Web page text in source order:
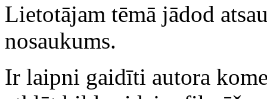
Lietotājam tēmā jādod
nosaukums.
Ir laipni gaidīti autora